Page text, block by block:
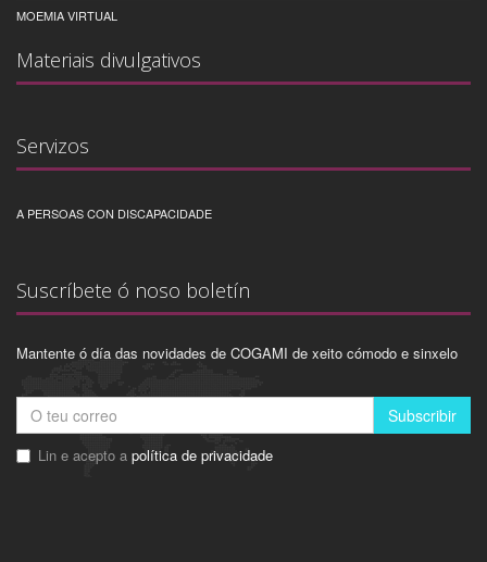
MOEMIA VIRTUAL
Materiais divulgativos
Servizos
A PERSOAS CON DISCAPACIDADE
Suscríbete ó noso boletín
Mantente ó día das novidades de COGAMI de xeito cómodo e sinxelo
Subscribir
Lin e acepto a política de privacidade